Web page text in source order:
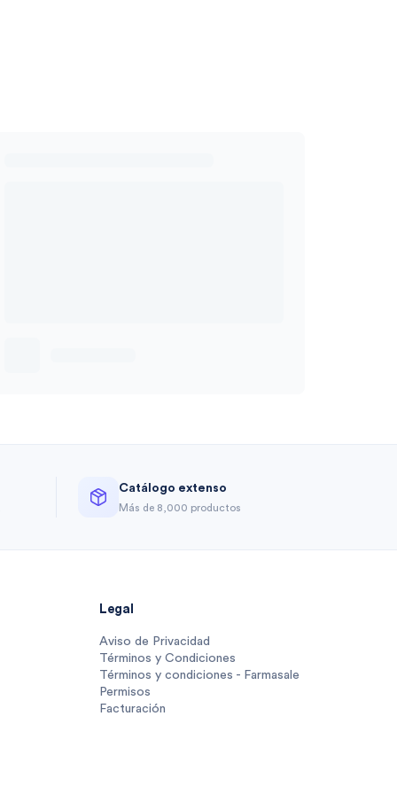
Catálogo extenso
Más de 8,000 productos
Legal
Aviso de Privacidad
Términos y Condiciones
Términos y condiciones - Farmasale
Permisos
Facturación